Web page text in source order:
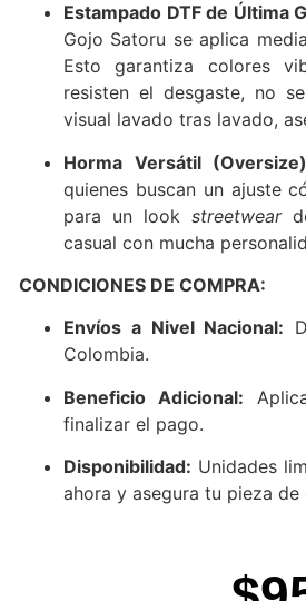
Estampado DTF de Última
Gojo Satoru se aplica
Esto garantiza colores
resisten el desgaste, no
visual lavado tras lavado,
Horma Versátil
quienes buscan un ajuste
para un look streetwear
casual con mucha
CONDICIONES DE COMPRA:
Envíos a Nivel Nacional:
Colombia.
Beneficio Adicional:
finalizar el pago.
Disponibilidad: Unidades
ahora y asegura tu pieza